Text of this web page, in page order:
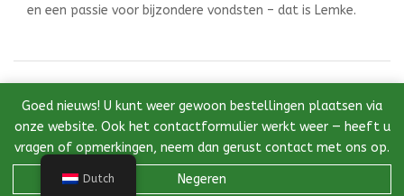
Goed nieuws! U kunt weer gewoon bestellingen plaatsen via
onze website. Ook het contactformulier werkt weer — heeft u
vragen of opmerkingen, neem dan gerust contact met ons op.
Negeren
en een passie voor bijzondere vondsten – dat is Lemke.
door InstantWebDesign
Dutch